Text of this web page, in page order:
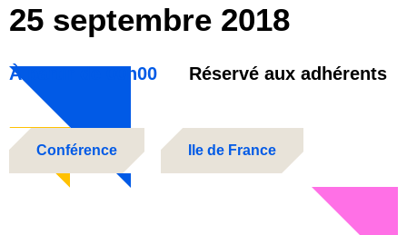
25 septembre 2018
À partir de 00h00 Réservé aux adhérents
Conférence Ile de France